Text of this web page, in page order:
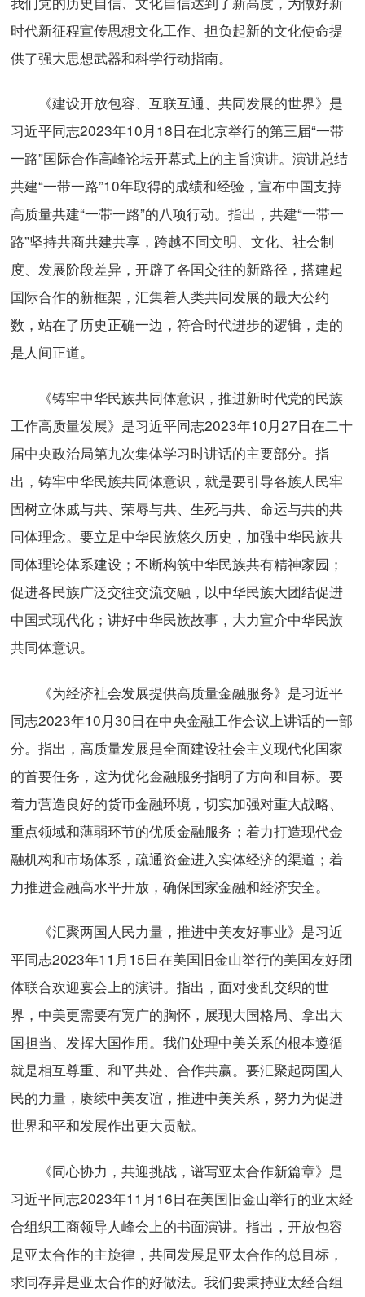
时代新征程宣传思想文化工作、担负起新的文化使命提
供了强大思想武器和科学行动指南。
《建设开放包容、互联互通、共同发展的世界》是
习近平同志2023年10月18日在北京举行的第三届“一带
一路”国际合作高峰论坛开幕式上的主旨演讲。演讲总结
共建“一带一路”10年取得的成绩和经验，宣布中国支持
高质量共建“一带一路”的八项行动。指出，共建“一带一
路”坚持共商共建共享，跨越不同文明、文化、社会制
度、发展阶段差异，开辟了各国交往的新路径，搭建起
国际合作的新框架，汇集着人类共同发展的最大公约
数，站在了历史正确一边，符合时代进步的逻辑，走的
是人间正道。
《铸牢中华民族共同体意识，推进新时代党的民族
工作高质量发展》是习近平同志2023年10月27日在二十
届中央政治局第九次集体学习时讲话的主要部分。指
出，铸牢中华民族共同体意识，就是要引导各族人民牢
固树立休戚与共、荣辱与共、生死与共、命运与共的共
同体理念。要立足中华民族悠久历史，加强中华民族共
同体理论体系建设；不断构筑中华民族共有精神家园；
促进各民族广泛交往交流交融，以中华民族大团结促进
中国式现代化；讲好中华民族故事，大力宣介中华民族
共同体意识。
《为经济社会发展提供高质量金融服务》是习近平
同志2023年10月30日在中央金融工作会议上讲话的一部
分。指出，高质量发展是全面建设社会主义现代化国家
的首要任务，这为优化金融服务指明了方向和目标。要
着力营造良好的货币金融环境，切实加强对重大战略、
重点领域和薄弱环节的优质金融服务；着力打造现代金
融机构和市场体系，疏通资金进入实体经济的渠道；着
力推进金融高水平开放，确保国家金融和经济安全。
《汇聚两国人民力量，推进中美友好事业》是习近
平同志2023年11月15日在美国旧金山举行的美国友好团
体联合欢迎宴会上的演讲。指出，面对变乱交织的世
界，中美更需要有宽广的胸怀，展现大国格局、拿出大
国担当、发挥大国作用。我们处理中美关系的根本遵循
就是相互尊重、和平共处、合作共赢。要汇聚起两国人
民的力量，赓续中美友谊，推进中美关系，努力为促进
世界和平和发展作出更大贡献。
《同心协力，共迎挑战，谱写亚太合作新篇章》是
习近平同志2023年11月16日在美国旧金山举行的亚太经
合组织工商领导人峰会上的书面演讲。指出，开放包容
是亚太合作的主旋律，共同发展是亚太合作的总目标，
求同存异是亚太合作的好做法。我们要秉持亚太经合组